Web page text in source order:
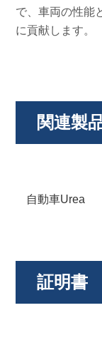
で、車両の性能
に貢献します。
関連製
自動車Urea
証明書